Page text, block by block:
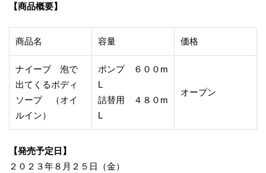
【商品概要】
商品名 容量 価格
ナイーブ 泡で
出てくるボディ
ソープ （オイ
ルイン）
ポンプ ６００m
L
詰替用 ４８０m
L
オープン
【発売予定日】
２０２３年８月２５日（金）